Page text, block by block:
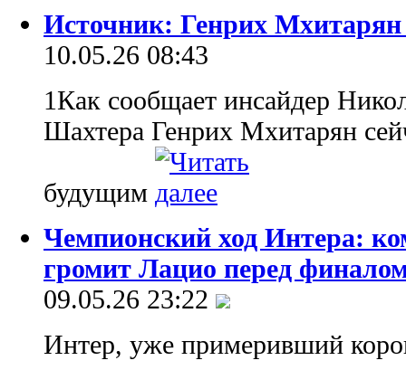
Источник: Генрих
10.05.26 08:43
1Как сообщает инсайдер
Шахтера Генрих Мхитарян
будущим
Чемпионский ход Интера:
громит Лацио перед
09.05.26 23:22
Интер, уже примеривший